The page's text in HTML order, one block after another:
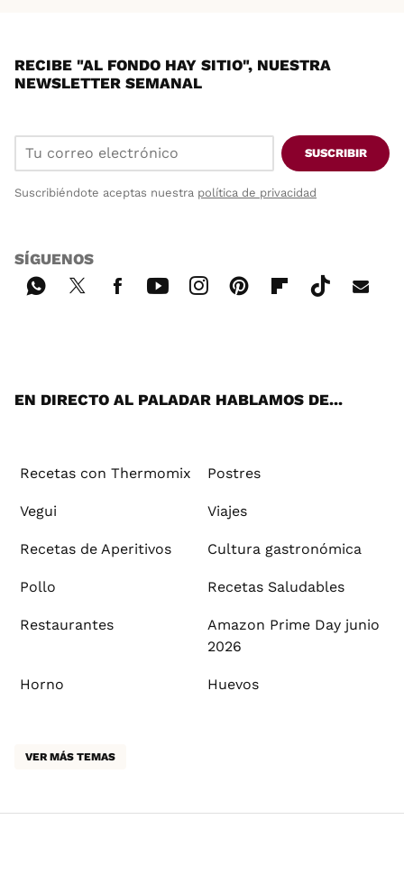
RECIBE "AL FONDO HAY SITIO", NUESTRA
NEWSLETTER SEMANAL
SUSCRIBIR
Suscribiéndote aceptas nuestra política de privacidad
SÍGUENOS
EN DIRECTO AL PALADAR HABLAMOS DE...
Recetas con Thermomix Postres
Vegui Viajes
Recetas de Aperitivos Cultura gastronómica
Pollo Recetas Saludables
Restaurantes
Amazon Prime Day junio
2026
Horno Huevos
VER MÁS TEMAS